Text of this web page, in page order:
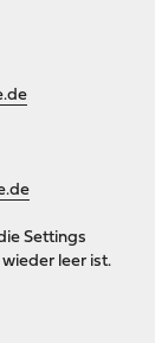
Settings
leer ist.